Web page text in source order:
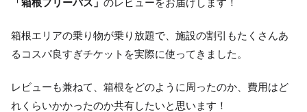
箱根エリアの乗り物が乗り放題で、施設の割引もたくさんあ
るコスパ良すぎチケットを実際に使ってきました。
レビューも兼ねて、箱根をどのように周ったのか、費用はど
れくらいかかったのか共有したいと思います！